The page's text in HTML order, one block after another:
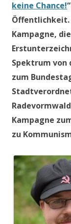
keine Chance!
Öffentlichkeit.
Kampagne,
Spektrum
zum
Kampagne
zu